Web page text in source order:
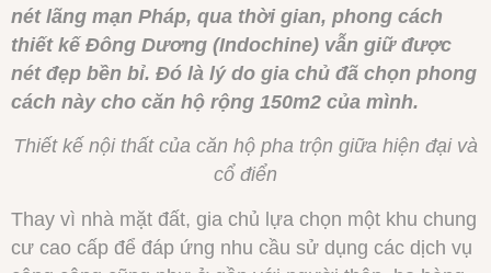
nét lãng mạn Pháp, qua thời gian, phong cách
thiết kế Đông Dương (Indochine) vẫn giữ được
nét đẹp bền bỉ. Đó là lý do gia chủ đã chọn phong
cách này cho căn hộ rộng 150m2 của mình.
Thiết kế nội thất của căn hộ pha trộn giữa hiện đại và
cổ điển
Thay vì nhà mặt đất, gia chủ lựa chọn một khu chung
cư cao cấp để đáp ứng nhu cầu sử dụng các dịch vụ